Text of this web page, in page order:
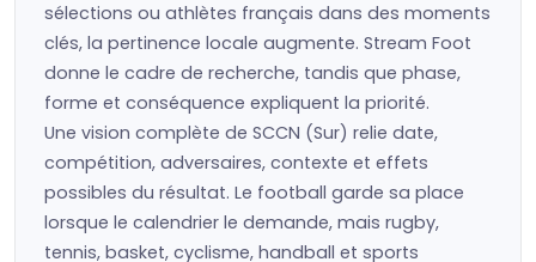
sélections ou athlètes français dans des moments
clés, la pertinence locale augmente. Stream Foot
donne le cadre de recherche, tandis que phase,
forme et conséquence expliquent la priorité.
Une vision complète de SCCN (Sur) relie date,
compétition, adversaires, contexte et effets
possibles du résultat. Le football garde sa place
lorsque le calendrier le demande, mais rugby,
tennis, basket, cyclisme, handball et sports